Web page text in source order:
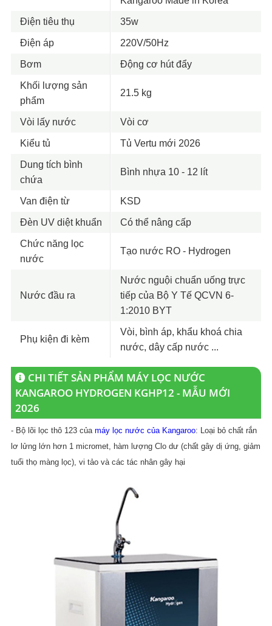
Điện tiêu thụ 35w
Điện áp 220V/50Hz
Bơm Động cơ hút đẩy
Khối lượng sản
phẩm
21.5 kg
Vòi lấy nước Vòi cơ
Kiểu tủ Tủ Vertu mới 2026
Dung tích bình
chứa
Bình nhựa 10 - 12 lít
Van điện từ KSD
Đèn UV diệt khuẩn Có thể nâng cấp
Chức năng lọc
nước
Tạo nước RO - Hydrogen
Nước đầu ra
Nước nguội chuẩn uống trực
tiếp của Bộ Y Tế QCVN 6-
1:2010 BYT
Phụ kiện đi kèm
Vòi, bình áp, khẩu khoá chia
nước, dây cấp nước ...
CHI TIẾT SẢN PHẨM MÁY LỌC NƯỚC
KANGAROO HYDROGEN KGHP12 - MẪU MỚI
2026
- Bộ lõi lọc thô 123 của máy lọc nước của Kangaroo: Loại bỏ chất rắn
lơ lửng lớn hơn 1 micromet, hàm lượng Clo dư (chất gây dị ứng, giảm
tuổi thọ màng lọc), vi tảo và các tác nhân gây hại